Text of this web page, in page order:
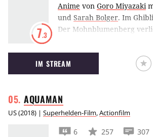
7.3
Anime von Goro Miyazaki
und Sarah Bolger. Im
Der Mohnblumenberg
verbindet eine
IM STREAM
AQUAMAN
US(2018) | Superhelden-Film,Actionfilm
6 257
307